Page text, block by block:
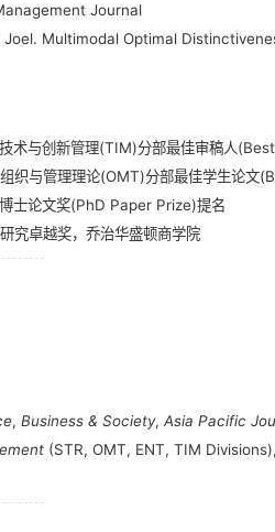
Journal
Joel. Multimodal Optimal
术与创新管理(TIM)分部最佳审稿人
织与管理理论(OMT)分部最佳学生论
士论文奖(PhD Paper Prize)提名
究卓越奖，乔治华盛顿商学院
金，乔治华盛顿商学院
,Business & Society,Asia Pacific
(STR, OMT, ENT, TIM
High-Performance Computing